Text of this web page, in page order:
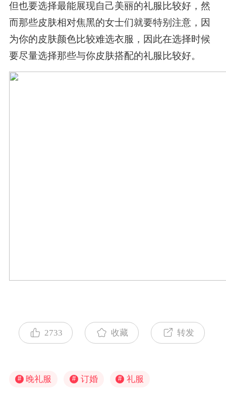
但也要选择最能展现自己美丽的礼服比较好，然
而那些皮肤相对焦黑的女士们就要特别注意，因
为你的皮肤颜色比较难选衣服，因此在选择时候
要尽量选择那些与你皮肤搭配的礼服比较好。
2733 收藏 转发
# 晚礼服 # 订婚 # 礼服